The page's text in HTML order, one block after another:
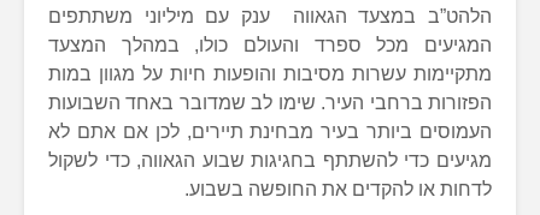
הלהט”ב במצעד הגאווה ענק עם מיליוני משתתפים
המגיעים מכל ספרד והעולם כולו, במהלך המצעד
מתקיימות עשרות מסיבות והופעות חיות על מגוון במות
הפזורות ברחבי העיר. שימו לב שמדובר באחד השבועות
העמוסים ביותר בעיר מבחינת תיירים, לכן אם אתם לא
מגיעים כדי להשתתף בחגיגות שבוע הגאווה, כדי לשקול
לדחות או להקדים את החופשה בשבוע.